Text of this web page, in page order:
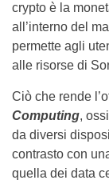
crypto è la
all’interno del
permette agli
alle risorse di
Ciò che rende
Computing,
da diversi
contrasto con
quella dei data